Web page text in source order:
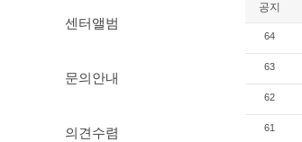
센터앨범
문의안내
의견수렴
공지
64
63
62
61